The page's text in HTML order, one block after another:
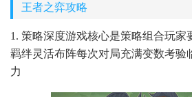
王者之弈攻略
1. 策略深度游戏核心是策略组合玩家
羁绊灵活布阵每次对局充满变数考验
力